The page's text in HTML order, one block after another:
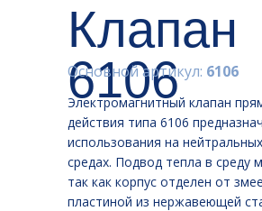
Клапан
6106
Электромагнитный клапан
действия типа 6106
использования на
средах. Подвод тепла в среду
так как корпус отделен от
пластиной из нержавеющей
Основной артикул: 6106